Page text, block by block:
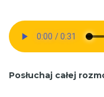
Posłuchaj całej